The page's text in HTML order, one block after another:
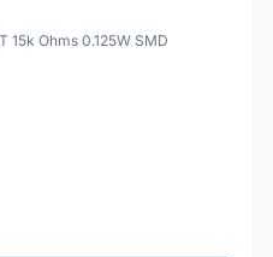
15k Ohms 0.125W SMD